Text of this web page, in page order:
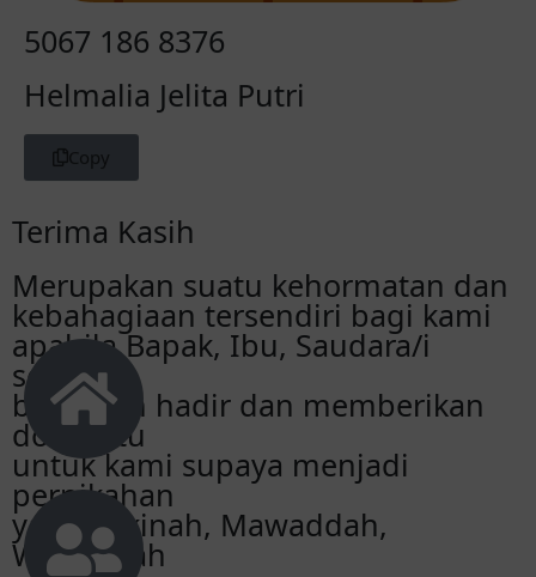
5067 186 8376
Helmalia Jelita Putri
Copy
Terima Kasih
Merupakan suatu kehormatan dan
kebahagiaan tersendiri bagi kami
apabila Bapak, Ibu, Saudara/i
sekalian
berkenan hadir dan memberikan
doa restu
untuk kami supaya menjadi
pernikahan
yang Sakinah, Mawaddah,
Warahmah